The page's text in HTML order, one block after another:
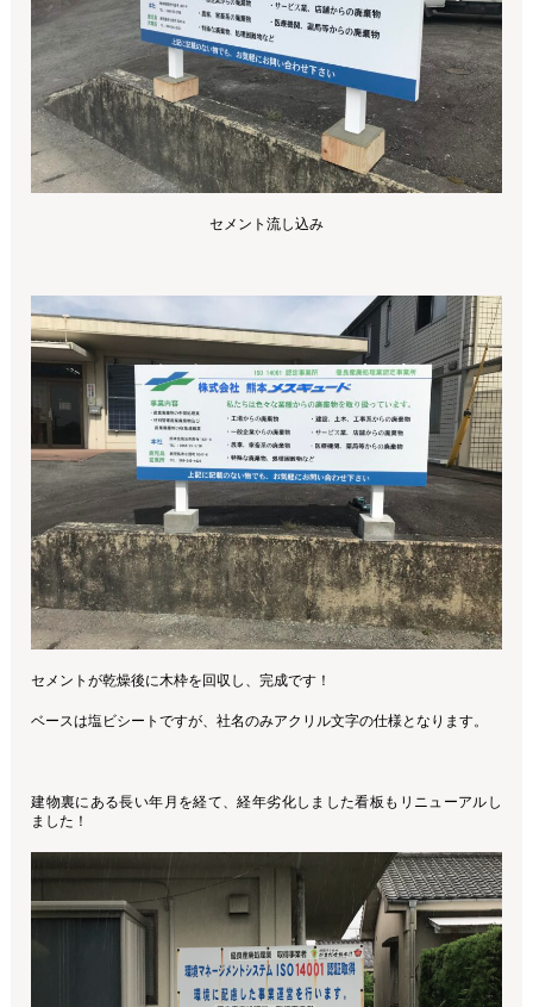
セメント流し込み
セメントが乾燥後に木枠を回収し、完成です！
ベースは塩ビシートですが、社名のみアクリル文字の仕様となります。
建物裏にある長い年月を経て、経年劣化しました看板もリニューアルし
ました！